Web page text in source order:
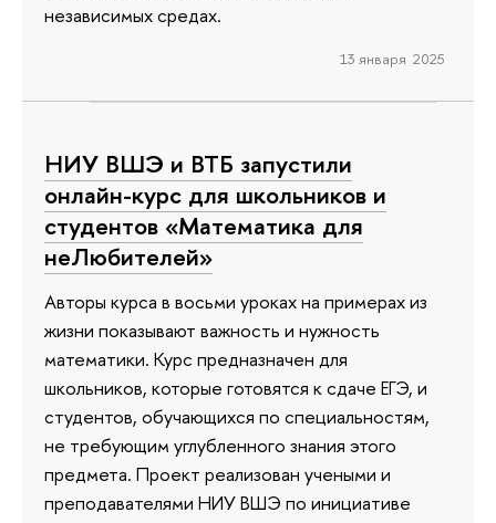
независимых средах.
13 января 2025
НИУ ВШЭ и ВТБ запустили
онлайн-курс для школьников и
студентов «Математика для
неЛюбителей»
Авторы курса в восьми уроках на примерах из
жизни показывают важность и нужность
математики. Курс предназначен для
школьников, которые готовятся к сдаче ЕГЭ, и
студентов, обучающихся по специальностям,
не требующим углубленного знания этого
предмета. Проект реализован учеными и
преподавателями НИУ ВШЭ по инициативе